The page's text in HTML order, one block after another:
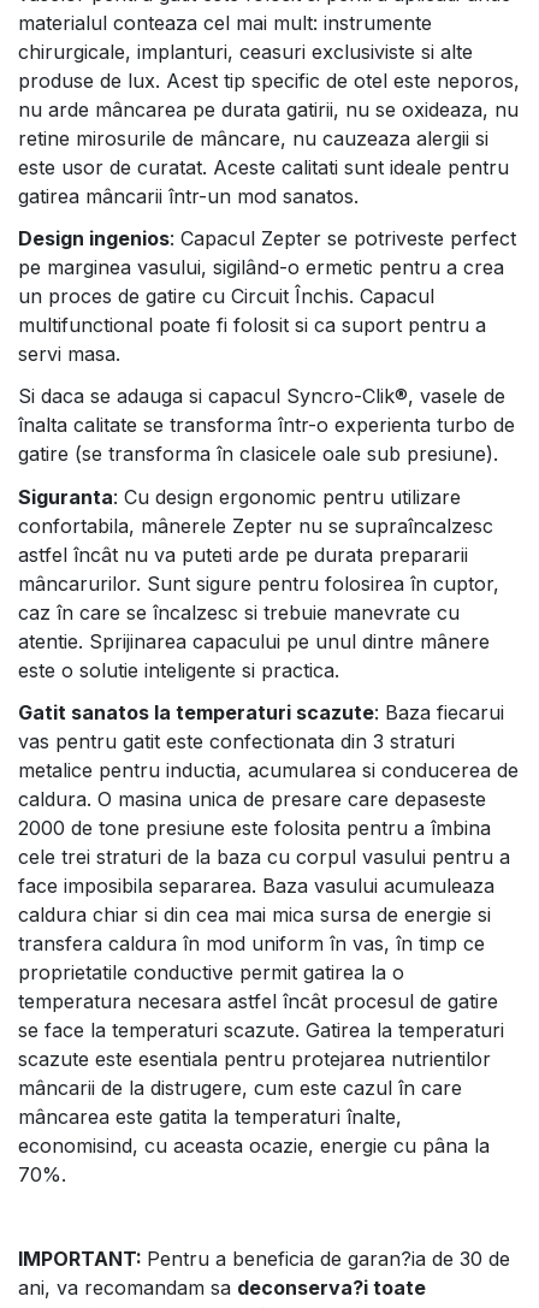
materialul conteaza cel mai mult: instrumente
chirurgicale, implanturi, ceasuri exclusiviste si alte
produse de lux. Acest tip specific de otel este neporos,
nu arde mâncarea pe durata gatirii, nu se oxideaza, nu
retine mirosurile de mâncare, nu cauzeaza alergii si
este usor de curatat. Aceste calitati sunt ideale pentru
gatirea mâncarii într-un mod sanatos.
Design ingenios: Capacul Zepter se potriveste perfect
pe marginea vasului, sigilând-o ermetic pentru a crea
un proces de gatire cu Circuit Închis. Capacul
multifunctional poate fi folosit si ca suport pentru a
servi masa.
Si daca se adauga si capacul Syncro-Clik®, vasele de
înalta calitate se transforma într-o experienta turbo de
gatire (se transforma în clasicele oale sub presiune).
Siguranta: Cu design ergonomic pentru utilizare
confortabila, mânerele Zepter nu se supraîncalzesc
astfel încât nu va puteti arde pe durata prepararii
mâncarurilor. Sunt sigure pentru folosirea în cuptor,
caz în care se încalzesc si trebuie manevrate cu
atentie. Sprijinarea capacului pe unul dintre mânere
este o solutie inteligente si practica.
Gatit sanatos la temperaturi scazute: Baza fiecarui
vas pentru gatit este confectionata din 3 straturi
metalice pentru inductia, acumularea si conducerea de
caldura. O masina unica de presare care depaseste
2000 de tone presiune este folosita pentru a îmbina
cele trei straturi de la baza cu corpul vasului pentru a
face imposibila separarea. Baza vasului acumuleaza
caldura chiar si din cea mai mica sursa de energie si
transfera caldura în mod uniform în vas, în timp ce
proprietatile conductive permit gatirea la o
temperatura necesara astfel încât procesul de gatire
se face la temperaturi scazute. Gatirea la temperaturi
scazute este esentiala pentru protejarea nutrientilor
mâncarii de la distrugere, cum este cazul în care
mâncarea este gatita la temperaturi înalte,
economisind, cu aceasta ocazie, energie cu pâna la
70%.
IMPORTANT: Pentru a beneficia de garan?ia de 30 de
ani, va recomandam sa deconserva?i toate